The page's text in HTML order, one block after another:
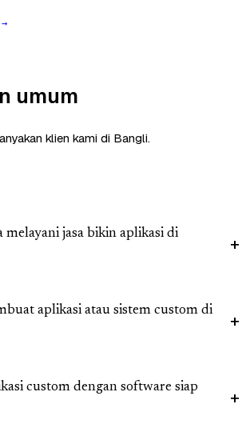
umum
klien kami di Bangli.
melayani jasa bikin aplikasi di
aplikasi atau sistem custom di
custom dengan software siap